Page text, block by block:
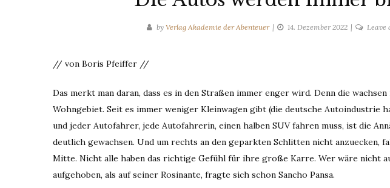
by Verlag Akademie der Abenteuer 14. Dezember 2022 Leave
// von Boris Pfeiffer //
Das merkt man daran, dass es in den Straßen immer enger wird. Denn die
Wohngebiet. Seit es immer weniger Kleinwagen gibt (die deutsche Autoindustrie
und jeder Autofahrer, jede Autofahrerin, einen halben SUV fahren muss, ist die
deutlich gewachsen. Und um rechts an den geparkten Schlitten nicht anzuecken,
Mitte. Nicht alle haben das richtige Gefühl für ihre große Karre. Wer wäre nicht
aufgehoben, als auf seiner Rosinante, fragte sich schon Sancho Pansa.